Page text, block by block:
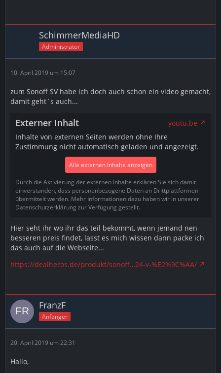
SchimmerMediaHD
Administrator
10. April 2019 um 15:07
zum Sonoff SV habe ich doch auch schon ein video gemacht,
damit geht´s auch...
Externer Inhalt
youtu.be
Inhalte von externen Seiten werden ohne Ihre
Zustimmung nicht automatisch geladen und angezeigt.
Alle externen Inhalte anzeigen
Durch die Aktivierung der externen Inhalte erklären Sie sich damit
einverstanden, dass personenbezogene Daten an Drittplattformen
übermittelt werden. Mehr Informationen dazu haben wir in unserer
Datenschutzerklärung zur Verfügung gestellt.
Hier seht ihr wo ihr das teil bekommt, wenn jemand nen
besseren preis findet, lasst es mich wissen dann packe ich
das auch auf die Webseite...
https://dealheros.de/produkt/sonoff…24-v-%E2%9C%AA/
FranzF
Anfänger
20. April 2019 um 22:31
Hallo,